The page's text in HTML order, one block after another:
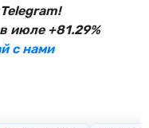
июле +81.29%
с нами